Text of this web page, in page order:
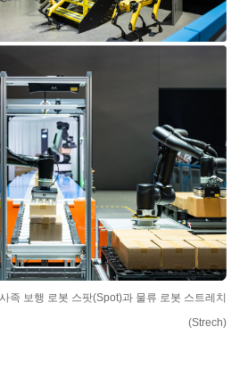
족 보행 로봇 스팟(Spot)과 물류 로봇 스트레치
(Strech)